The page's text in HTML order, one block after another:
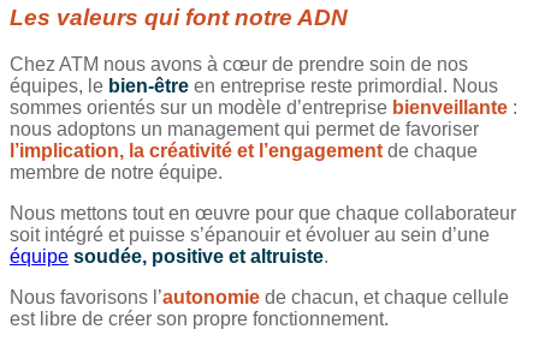
Les valeurs qui font notre ADN
Chez ATM nous avons à cœur de prendre soin de nos
équipes, le bien-être en entreprise reste primordial. Nous
sommes orientés sur un modèle d’entreprise bienveillante :
nous adoptons un management qui permet de favoriser
l’implication, la créativité et l’engagement de chaque
membre de notre équipe.
Nous mettons tout en œuvre pour que chaque collaborateur
soit intégré et puisse s’épanouir et évoluer au sein d’une
équipe soudée, positive et altruiste.
Nous favorisons l’autonomie de chacun, et chaque cellule
est libre de créer son propre fonctionnement.